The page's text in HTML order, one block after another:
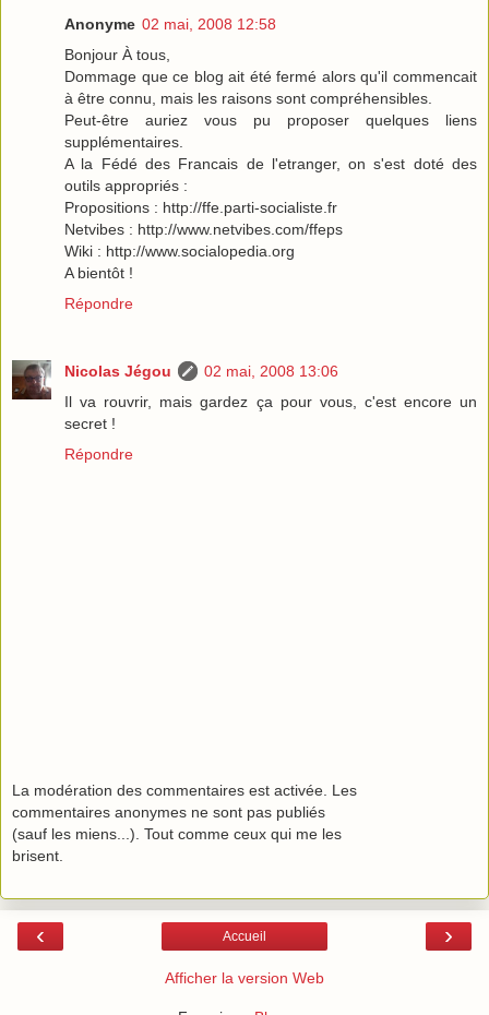
Anonyme 02 mai, 2008 12:58
Bonjour À tous,
Dommage que ce blog ait été fermé alors qu'il commencait
à être connu, mais les raisons sont compréhensibles.
Peut-être auriez vous pu proposer quelques liens
supplémentaires.
A la Fédé des Francais de l'etranger, on s'est doté des
outils appropriés :
Propositions : http://ffe.parti-socialiste.fr
Netvibes : http://www.netvibes.com/ffeps
Wiki : http://www.socialopedia.org
A bientôt !
Répondre
Nicolas Jégou
02 mai, 2008 13:06
Il va rouvrir, mais gardez ça pour vous, c'est encore un
secret !
Répondre
La modération des commentaires est activée. Les
commentaires anonymes ne sont pas publiés
(sauf les miens...). Tout comme ceux qui me les
brisent.
‹ ›
Accueil
Afficher la version Web